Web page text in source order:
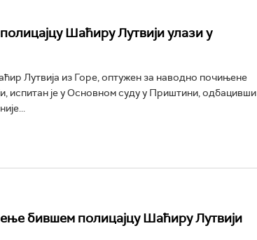
Шаћиру Лутвији улази у
Лутвија из Горе, оптужен за наводно почињене
испитан је у Основном суду у Приштини, одбацивши
бившем полицајцу Шаћиру Лутвији